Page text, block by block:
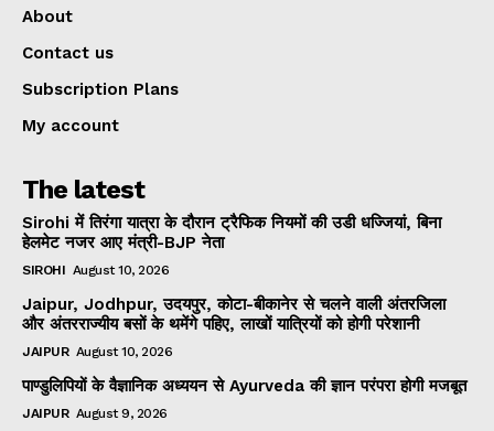
About
Contact us
Subscription Plans
My account
The latest
Sirohi में तिरंगा यात्रा के दौरान ट्रैफिक नियमों की उडी धज्जियां, बिना
हेलमेट नजर आए मंत्री-BJP नेता
SIROHI August 10, 2026
Jaipur, Jodhpur, उदयपुर, कोटा-बीकानेर से चलने वाली अंतरजिला
और अंतरराज्यीय बसों के थमेंगे पहिए, लाखों यात्रियों को होगी परेशानी
JAIPUR August 10, 2026
पाण्डुलिपियों के वैज्ञानिक अध्ययन से Ayurveda की ज्ञान परंपरा होगी मजबूत
JAIPUR August 9, 2026